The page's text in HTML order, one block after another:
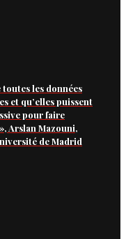
les données
et qu’elles puissent
pour faire
Arslan Mazouni,
de Madrid